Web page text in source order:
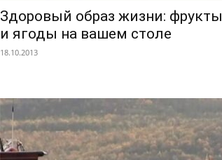
Здоровый образ жизни: фрукты
и ягоды на вашем столе
18.10.2013